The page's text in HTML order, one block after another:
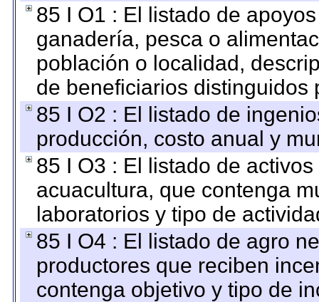
85 I O1 : El listado de
ganadería, pesca o
población o localidad,
de beneficiarios distinguidos
85 I O2 : El listado de
producción, costo anual y
85 I O3 : El listado de
acuacultura, que contenga
laboratorios y tipo de
85 I O4 : El listado de agro
productores que reciben
contenga objetivo y tipo de